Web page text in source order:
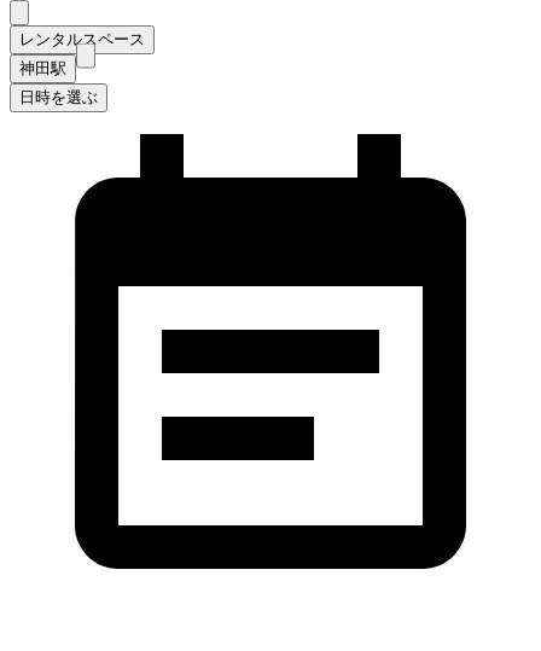
レンタルスペース
神田駅
日時を選ぶ